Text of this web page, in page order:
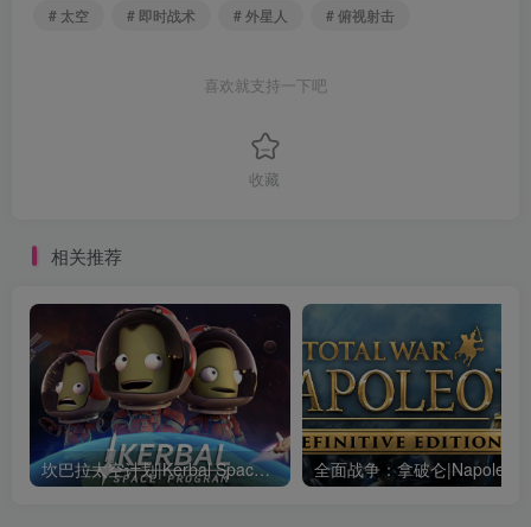
# 太空
# 即时战术 # 外星人 # 俯视射击
喜欢就支持一下吧
收藏
相关推荐
坎巴拉太空计划|Kerbal Space Program|1.12.5.3190|整合全DLC